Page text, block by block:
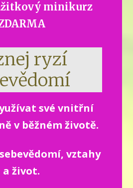
minikurz
ryzí
své vnitřní
v běžném životě.
vztahy
a život.